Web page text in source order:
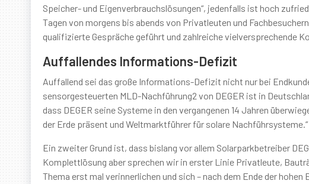
Speicher- und Eigenverbrauchslösungen“, jedenfalls ist hoch
Tagen von morgens bis abends von Privatleuten und
qualifizierte Gespräche geführt und zahlreiche vielversprechende
Auffallendes Informations-Defizit
Auffallend sei das große Informations-Defizit nicht nur bei
sensorgesteuerten MLD-Nachführung2 von DEGER ist in
dass DEGER seine Systeme in den vergangenen 14 Jahren
der Erde präsent und Weltmarktführer für solare Nachführsysteme.“
Ein zweiter Grund ist, dass bislang vor allem Solarparkbetreiber
Komplettlösung aber sprechen wir in erster Linie Privatleute,
Thema erst mal verinnerlichen und sich – nach dem Ende der